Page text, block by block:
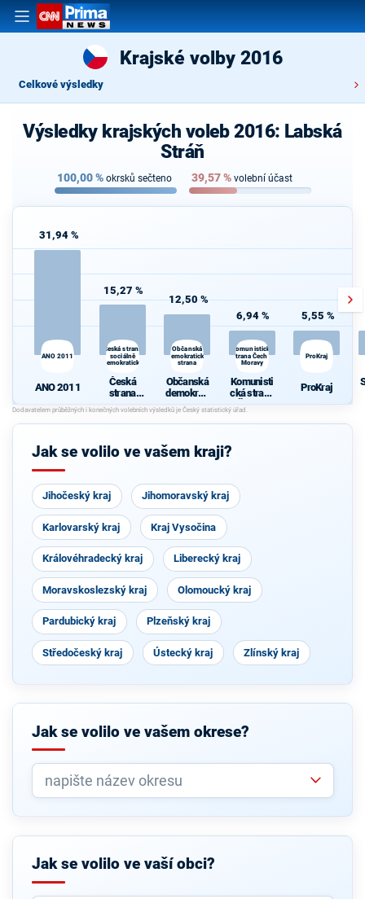
Krajské volby 2016
Celkové výsledky
Výsledky krajských voleb 2016: Labská
Stráň
100,00% okrsků sečteno 39,57% volební účast
31,94 %
ANO 2011
ANO 2011
15,27 %
Česká strana
sociálně
demokratická
Česká
strana
sociálně
demokrati
cká
12,50 %
Občanská
demokratická
strana
Občanská
demokrati
cká strana
6,94 %
Komunistická
strana Čech a
Moravy
Komunisti
cká strana
Čech a
Moravy
5,55 %
ProKraj
ProKraj
Jak se volilo ve vašem kraji?
Jihočeský kraj Jihomoravský kraj
Karlovarský kraj Kraj Vysočina
Královéhradecký kraj Liberecký kraj
Moravskoslezský kraj Olomoucký kraj
Pardubický kraj Plzeňský kraj
Středočeský kraj Ústecký kraj Zlínský kraj
Jak se volilo ve vašem okrese?
Jak se volilo ve vaší obci?